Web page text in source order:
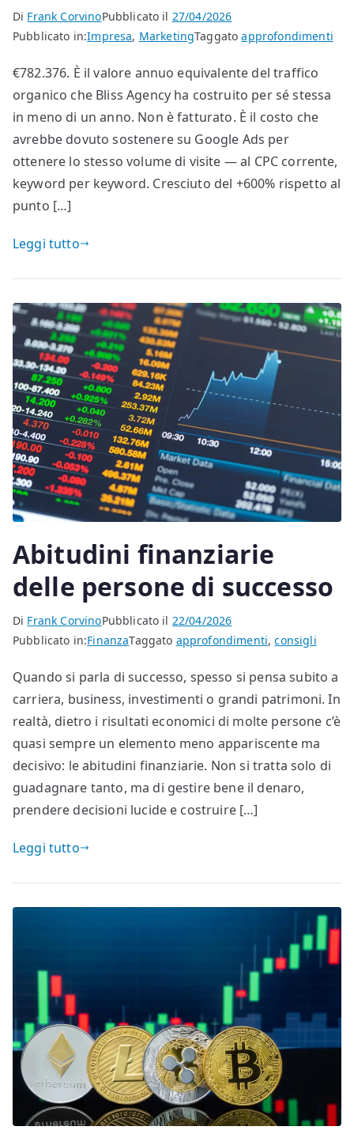
Di Frank CorvinoPubblicato il 27/04/2026
Pubblicato in:Impresa, MarketingTaggatoapprofondimenti
€782.376. È il valore annuo equivalente del traffico
organico che Bliss Agency ha costruito per sé stessa
in meno di un anno. Non è fatturato. È il costo che
avrebbe dovuto sostenere su Google Ads per
ottenere lo stesso volume di visite — al CPC corrente,
keyword per keyword. Cresciuto del +600% rispetto al
punto […]
Leggi tutto
Abitudini finanziarie
delle persone di successo
Di Frank CorvinoPubblicato il 22/04/2026
Pubblicato in:FinanzaTaggato approfondimenti,consigli
Quando si parla di successo, spesso si pensa subito a
carriera, business, investimenti o grandi patrimoni. In
realtà, dietro i risultati economici di molte persone c’è
quasi sempre un elemento meno appariscente ma
decisivo: le abitudini finanziarie. Non si tratta solo di
guadagnare tanto, ma di gestire bene il denaro,
prendere decisioni lucide e costruire […]
Leggi tutto